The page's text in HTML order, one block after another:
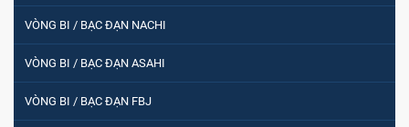
VÒNG BI / BẠC ĐẠN NACHI
VÒNG BI / BẠC ĐẠN ASAHI
VÒNG BI / BẠC ĐẠN FBJ